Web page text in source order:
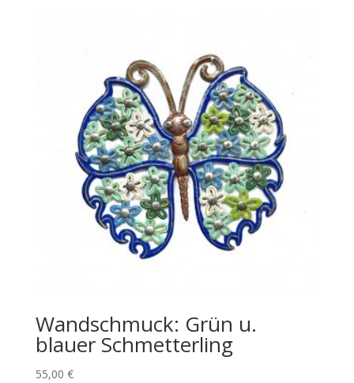
Wandschmuck: Grün u.
blauer Schmetterling
55,00 €